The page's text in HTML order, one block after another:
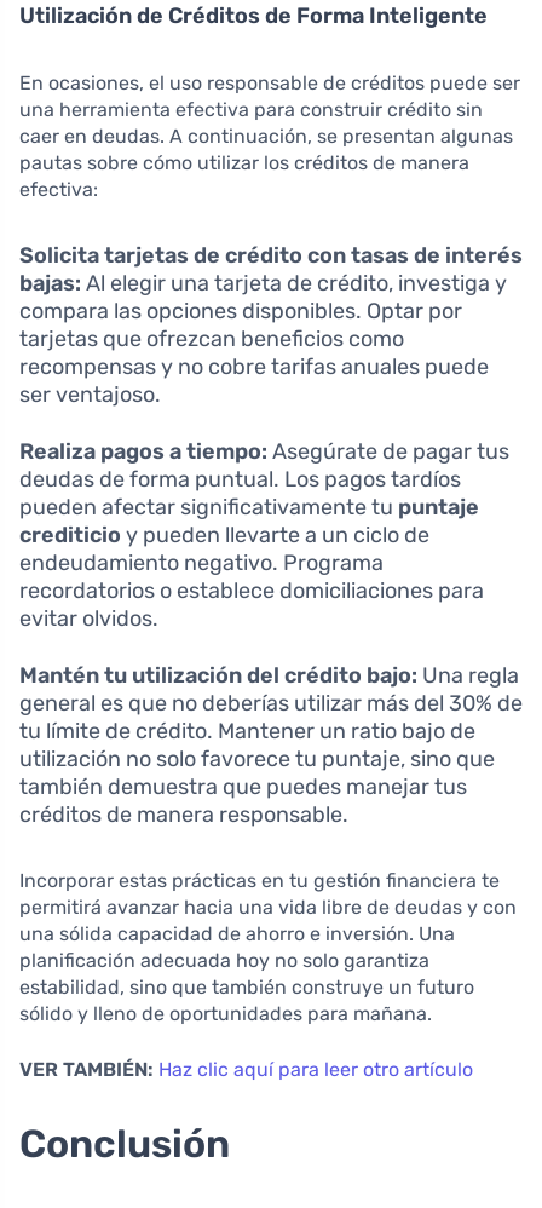
Utilización de Créditos de Forma Inteligente
En ocasiones, el uso responsable de créditos puede ser
una herramienta efectiva para construir crédito sin
caer en deudas. A continuación, se presentan algunas
pautas sobre cómo utilizar los créditos de manera
efectiva:
Solicita tarjetas de crédito con tasas de interés
bajas: Al elegir una tarjeta de crédito, investiga y
compara las opciones disponibles. Optar por
tarjetas que ofrezcan beneficios como
recompensas y no cobre tarifas anuales puede
ser ventajoso.
Realiza pagos a tiempo: Asegúrate de pagar tus
deudas de forma puntual. Los pagos tardíos
pueden afectar significativamente tu puntaje
crediticio y pueden llevarte a un ciclo de
endeudamiento negativo. Programa
recordatorios o establece domiciliaciones para
evitar olvidos.
Mantén tu utilización del crédito bajo: Una regla
general es que no deberías utilizar más del 30% de
tu límite de crédito. Mantener un ratio bajo de
utilización no solo favorece tu puntaje, sino que
también demuestra que puedes manejar tus
créditos de manera responsable.
Incorporar estas prácticas en tu gestión financiera te
permitirá avanzar hacia una vida libre de deudas y con
una sólida capacidad de ahorro e inversión. Una
planificación adecuada hoy no solo garantiza
estabilidad, sino que también construye un futuro
sólido y lleno de oportunidades para mañana.
VER TAMBIÉN: Haz clic aquí para leer otro artículo
Conclusión